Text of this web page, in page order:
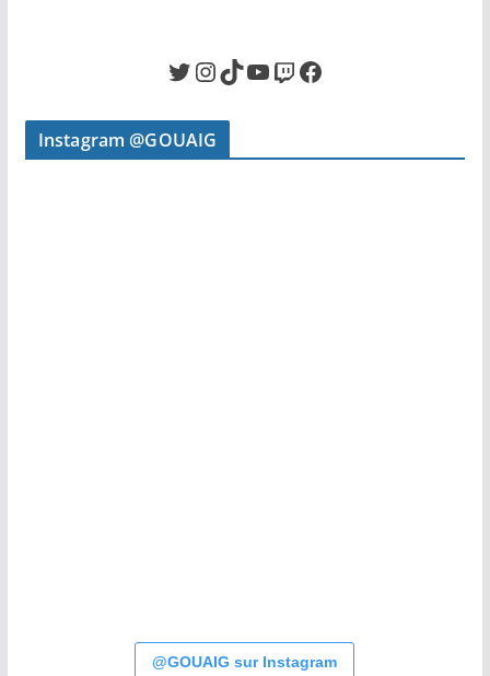
Twitter InstagramTikTok YouTube Twitch Facebook
Instagram @GOUAIG
@GOUAIG sur Instagram